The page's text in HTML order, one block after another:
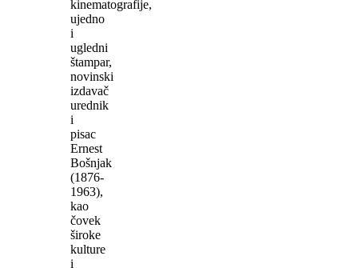
kinematografije,
ujedno
i
ugledni
štampar,
novinski
izdavač
urednik
i
pisac
Ernest
Bošnjak
(1876-
1963),
kao
čovek
široke
kulture
i